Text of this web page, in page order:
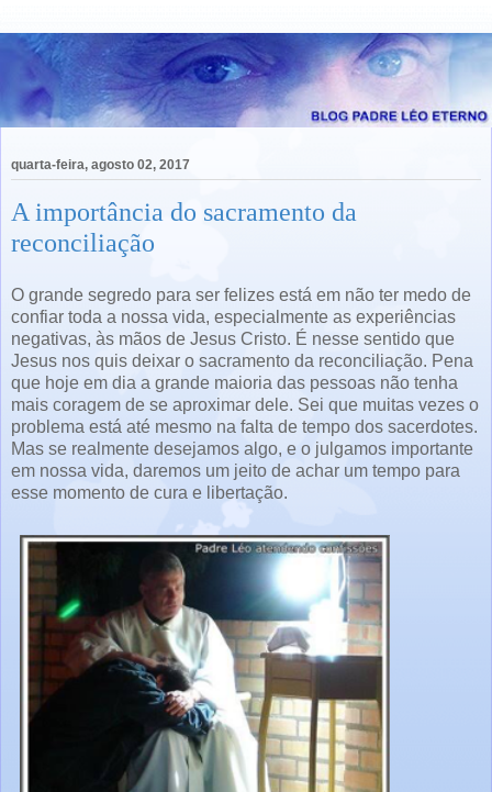
quarta-feira, agosto 02, 2017
A importância do sacramento da
reconciliação
O grande segredo para ser felizes está em não ter medo de
confiar toda a nossa vida, especialmente as experiências
negativas, às mãos de Jesus Cristo. É nesse sentido que
Jesus nos quis deixar o sacramento da reconciliação. Pena
que hoje em dia a grande maioria das pessoas não tenha
mais coragem de se aproximar dele. Sei que muitas vezes o
problema está até mesmo na falta de tempo dos sacerdotes.
Mas se realmente desejamos algo, e o julgamos importante
em nossa vida, daremos um jeito de achar um tempo para
esse momento de cura e libertação.